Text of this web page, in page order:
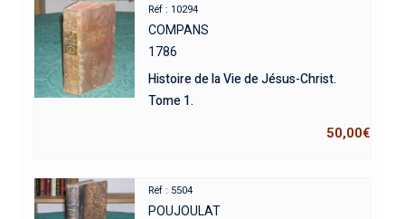
Réf : 10294
COMPANS
1786
Histoire de la Vie de Jésus-Christ.
Tome 1.
50,00€
Réf : 5504
POUJOULAT